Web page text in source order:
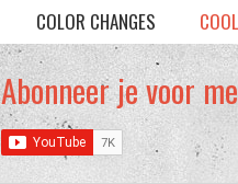
COLOR CHANGES
Abonneer je voor